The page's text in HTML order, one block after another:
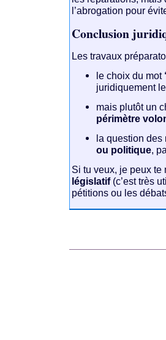
l’abrogation pour
Conclusion
Les travaux
le choix du mot
juridiquement
mais plutôt un
périmètre
la question des
ou politique ,
Si tu veux, je peux
législatif(c’est très
pétitions ou les